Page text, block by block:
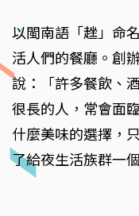
以閩南語「趖」命
活人們的餐廳。創
說：「許多餐飲、
很長的人，常會面
什麼美味的選擇，
了給夜生活族群一